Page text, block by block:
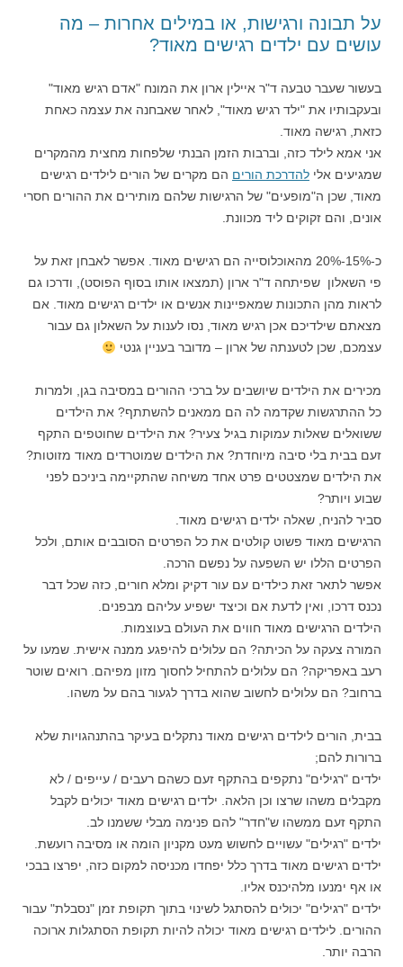
על תבונה ורגישות, או במילים אחרות – מה
עושים עם ילדים רגישים מאוד?
בעשור שעבר טבעה ד"ר איילין ארון את המונח "אדם רגיש מאוד"
ובעקבותיו את "ילד רגיש מאוד", לאחר שאבחנה את עצמה כאחת
כזאת, רגישה מאוד.
אני אמא לילד כזה, וברבות הזמן הבנתי שלפחות מחצית מהמקרים
שמגיעים אלי להדרכת הורים הם מקרים של הורים לילדים רגישים
מאוד, שכן ה"מופעים" של הרגישות שלהם מותירים את ההורים חסרי
אונים, והם זקוקים ליד מכוונת.
כ-15%-20% מהאוכלוסייה הם רגישים מאוד. אפשר לאבחן זאת על
פי השאלון שפיתחה ד"ר ארון (תמצאו אותו בסוף הפוסט), ודרכו גם
לראות מהן התכונות שמאפיינות אנשים או ילדים רגישים מאוד. אם
מצאתם שילדיכם אכן רגיש מאוד, נסו לענות על השאלון גם עבור
עצמכם, שכן לטענתה של ארון – מדובר בעניין גנטי
מכירים את הילדים שיושבים על ברכי ההורים במסיבה בגן, ולמרות
כל ההתרגשות שקדמה לה הם ממאנים להשתתף? את הילדים
ששואלים שאלות עמוקות בגיל צעיר? את הילדים שחוטפים התקף
זעם בבית בלי סיבה מיוחדת? את הילדים שמוטרדים מאוד מזוטות?
את הילדים שמצטטים פרט אחד משיחה שהתקיימה ביניכם לפני
שבוע ויותר?
סביר להניח, שאלה ילדים רגישים מאוד.
הרגישים מאוד פשוט קולטים את כל הפרטים הסובבים אותם, ולכל
הפרטים הללו יש השפעה על נפשם הרכה.
אפשר לתאר זאת כילדים עם עור דקיק ומלא חורים, כזה שכל דבר
נכנס דרכו, ואין לדעת אם וכיצד ישפיע עליהם מבפנים.
הילדים הרגישים מאוד חווים את העולם בעוצמות.
המורה צעקה על הכיתה? הם עלולים להיפגע ממנה אישית. שמעו על
רעב באפריקה? הם עלולים להתחיל לחסוך מזון מפיהם. רואים שוטר
ברחוב? הם עלולים לחשוב שהוא בדרך לגעור בהם על משהו.
בבית, הורים לילדים רגישים מאוד נתקלים בעיקר בהתנהגויות שלא
ברורות להם;
ילדים "רגילים" נתקפים בהתקף זעם כשהם רעבים / עייפים / לא
מקבלים משהו שרצו וכן הלאה. ילדים רגישים מאוד יכולים לקבל
התקף זעם ממשהו ש"חדר" להם פנימה מבלי ששמנו לב.
ילדים "רגילים" עשויים לחשוש מעט מקניון הומה או מסיבה רועשת.
ילדים רגישים מאוד בדרך כלל יפחדו מכניסה למקום כזה, יפרצו בבכי
או אף ימנעו מלהיכנס אליו.
ילדים "רגילים" יכולים להסתגל לשינוי בתוך תקופת זמן "נסבלת" עבור
ההורים. לילדים רגישים מאוד יכולה להיות תקופת הסתגלות ארוכה
הרבה יותר.